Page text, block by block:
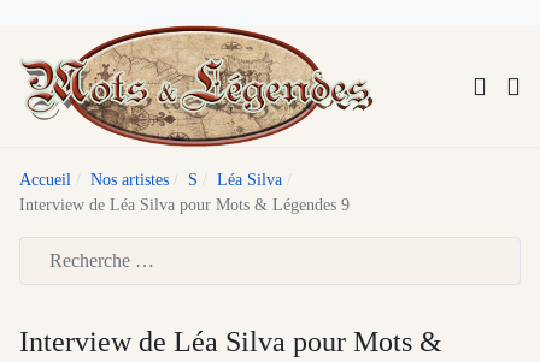
Accueil Nos artistes S
Léa Silva
Interview de Léa Silva pour Mots & Légendes 9
Interview de Léa Silva pour Mots &